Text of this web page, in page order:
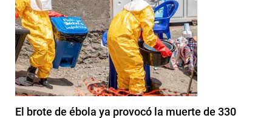
El brote de ébola ya provocó la muerte de 330